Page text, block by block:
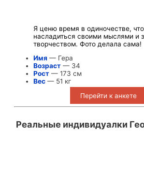
Я ценю время в одиночестве,
насладиться своими мыслями и
творчеством. Фото делала сама!
Имя — Гера
Возраст — 34
Рост — 173 см
Вес — 51 кг
Перейти к анкете
Реальные индивидуалки